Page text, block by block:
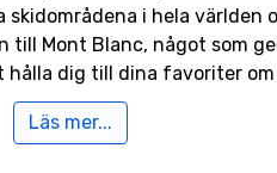
i hela världen
Mont Blanc, något som
dig till dina favoriter
Läs mer...